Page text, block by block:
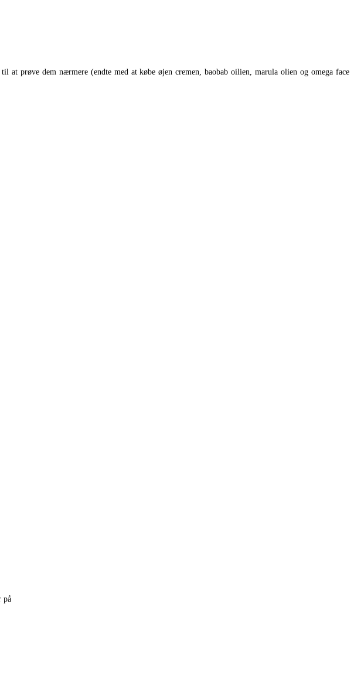
prøve dem nærmere (endte med at købe øjen cremen, baobab oilien, marula olien og omega face
på